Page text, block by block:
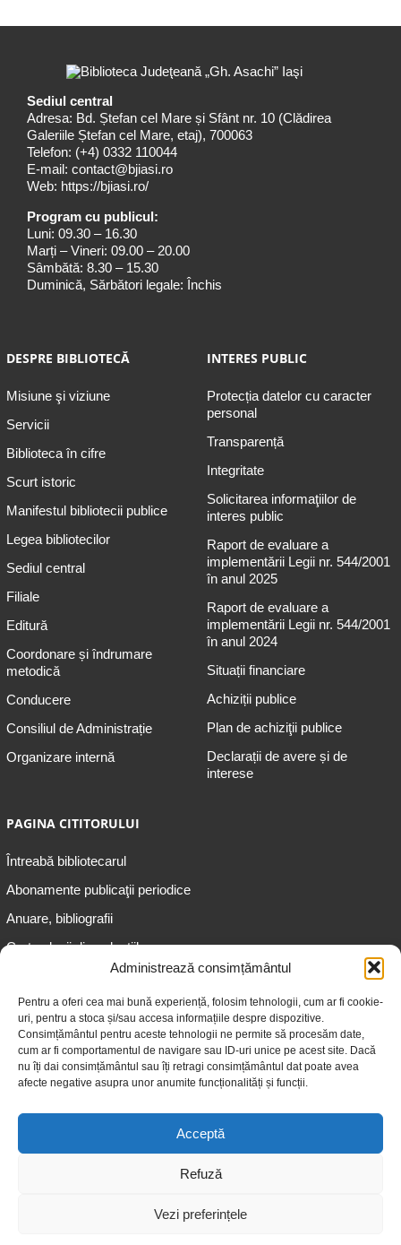
Administrează consimțământul
Pentru a oferi cea mai bună experiență, folosim tehnologii, cum ar fi cookie-
uri, pentru a stoca și/sau accesa informațiile despre dispozitive.
Consimțământul pentru aceste tehnologii ne permite să procesăm date,
cum ar fi comportamentul de navigare sau ID-uri unice pe acest site. Dacă
nu îți dai consimțământul sau îți retragi consimțământul dat poate avea
afecte negative asupra unor anumite funcționalități și funcții.
Acceptă
Refuză
Vezi preferințele
Sediul central
Adresa: Bd. Ștefan cel Mare și Sfânt nr. 10 (Clădirea
Galeriile Ștefan cel Mare, etaj), 700063
Telefon: (+4) 0332 110044
E-mail: contact@bjiasi.ro
Web: https://bjiasi.ro/
Program cu publicul:
Luni: 09.30 – 16.30
Marți – Vineri: 09.00 – 20.00
Sâmbătă: 8.30 – 15.30
Duminică, Sărbători legale: Închis
DESPRE BIBLIOTECĂ
Misiune şi viziune
Servicii
Biblioteca în cifre
Scurt istoric
Manifestul bibliotecii publice
Legea bibliotecilor
Sediul central
Filiale
Editură
Coordonare și îndrumare
metodică
Conducere
Consiliul de Administrație
Organizare internă
INTERES PUBLIC
Protecția datelor cu caracter
personal
Transparență
Integritate
Solicitarea informaţiilor de
interes public
Raport de evaluare a
implementării Legii nr. 544/2001
în anul 2025
Raport de evaluare a
implementării Legii nr. 544/2001
în anul 2024
Situații financiare
Achiziții publice
Plan de achiziţii publice
Declarații de avere și de
interese
PAGINA CITITORULUI
Întreabă bibliotecarul
Abonamente publicaţii periodice
Anuare, bibliografii
Cartea lunii din colecțiile
Informații pentru adolescenți
Informații pentru adulți
Informații pentru seniori
© 2026 Biblioteca Judeţeană „Gheorghe Asachi” Iaşi